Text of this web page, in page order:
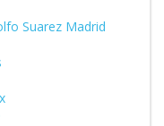
Suarez Madrid